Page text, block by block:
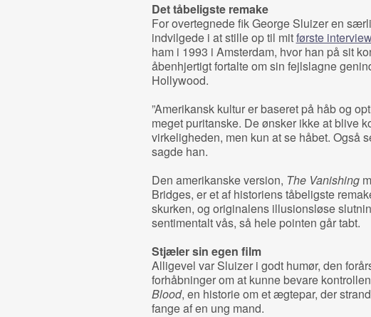
Det tåbeligste remake
For overtegnede fik George Sluizer en
indvilgede i at stille op til mitførste
ham i 1993 i Amsterdam, hvor han på sit
åbenhjertigt fortalte om sin fejlslagne
Hollywood.
”Amerikansk kultur er baseret på håb og
meget puritanske. De ønsker ikke at blive
virkeligheden, men kun at se håbet. Også
sagde han.
Den amerikanske version, The Vanishing
Bridges, er et af historiens tåbeligste
skurken, og originalens illusionsløse
sentimentalt vås, så hele pointen går tabt.
Stjæler sin egen film
Alligevel var Sluizer i godt humør, den
forhåbninger om at kunne bevare
Blood, en historie om et ægtepar, der
fange af en ung mand.